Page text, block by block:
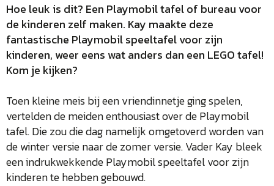
Hoe leuk is dit? Een Playmobil tafel of bureau voor
de kinderen zelf maken. Kay maakte deze
fantastische Playmobil speeltafel voor zijn
kinderen, weer eens wat anders dan een LEGO tafel!
Kom je kijken?
Toen kleine meis bij een vriendinnetje ging spelen,
vertelden de meiden enthousiast over de Playmobil
tafel. Die zou die dag namelijk omgetoverd worden van
de winter versie naar de zomer versie. Vader Kay bleek
een indrukwekkende Playmobil speeltafel voor zijn
kinderen te hebben gebouwd.